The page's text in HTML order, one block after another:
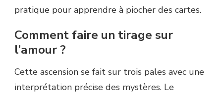
pratique pour apprendre à piocher des cartes.
Comment faire un tirage sur
l’amour ?
Cette ascension se fait sur trois pales avec une
interprétation précise des mystères. Le